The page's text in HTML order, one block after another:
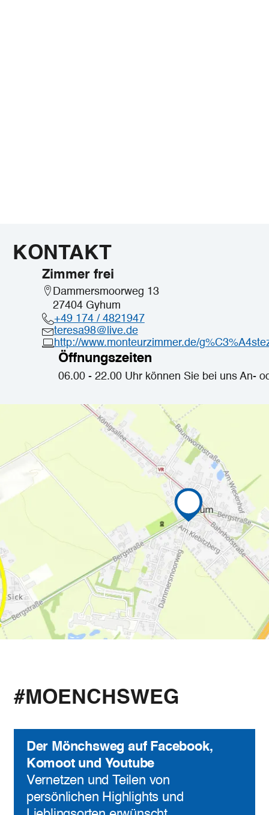
KONTAKT
Zimmer frei
Dammersmoorweg 13
27404 Gyhum
+49 174 / 4821947
teresa98@live.de
http://www.monteurzimmer.de/
Öffnungszeiten
06.00 - 22.00 Uhr können Sie bei uns An-
#MOENCHSWEG
Der Mönchsweg auf Facebook,
Komoot und Youtube
Vernetzen und Teilen von
persönlichen Highlights und